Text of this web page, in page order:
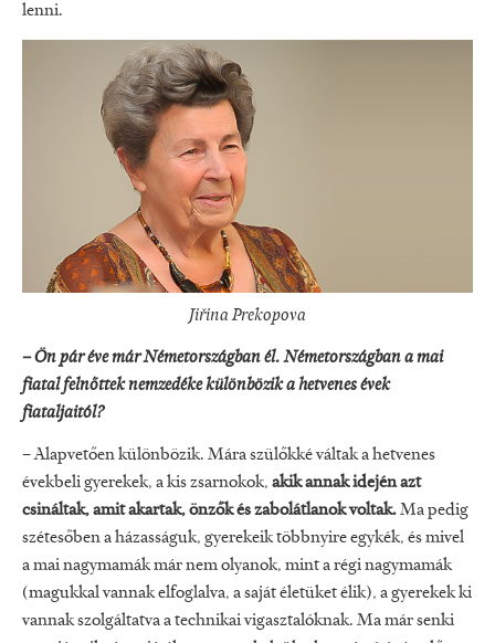
lenni.
Jiřina Prekopova
– Ön pár éve már Németországban él. Németországban a mai
fiatal felnőttek nemzedéke különbözik a hetvenes évek
fiataljaitól?
– Alapvetően különbözik. Mára szülőkké váltak a hetvenes
évekbeli gyerekek, a kis zsarnokok, akik annak idején azt
csináltak, amit akartak, önzők és zabolátlanok voltak.Ma pedig
szétesőben a házasságuk, gyerekeik többnyire egykék, és mivel
a mai nagymamák már nem olyanok, mint a régi nagymamák
(magukkal vannak elfoglalva, a saját életüket élik), a gyerekek ki
vannak szolgáltatva a technikai vigasztalóknak. Ma már senki